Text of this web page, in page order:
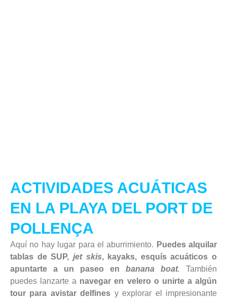
ACTIVIDADES ACUÁTICAS
EN LA PLAYA DEL PORT DE
POLLENÇA
Aquí no hay lugar para el aburrimiento. Puedes alquilar
tablas de SUP, jet skis, kayaks, esquís acuáticos o
apuntarte a un paseo en banana boat. También
puedes lanzarte a navegar en velero o unirte a algún
tour para avistar delfines y explorar el impresionante